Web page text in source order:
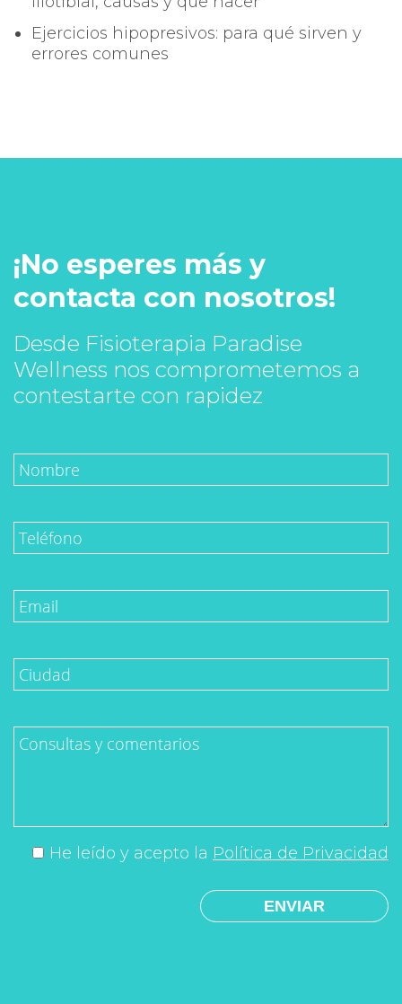
Ejercicios hipopresivos: para qué sirven y
errores comunes
¡No esperes más y
contacta con nosotros!
Desde Fisioterapia Paradise
Wellness nos comprometemos a
contestarte con rapidez
He leído y acepto la Política de Privacidad